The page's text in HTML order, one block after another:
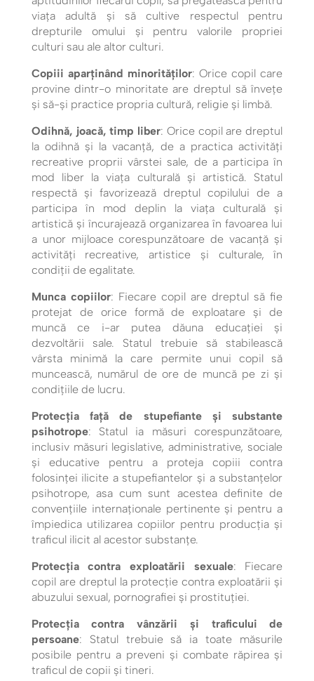
viața adultă și să cultive respectul pentru
drepturile omului și pentru valorile propriei
culturi sau ale altor culturi.
Copiii aparținând minorităților: Orice copil care
provine dintr-o minoritate are dreptul să învețe
și să-și practice propria cultură, religie și limbă.
Odihnă, joacă, timp liber: Orice copil are dreptul
la odihnă și la vacanță, de a practica activităţi
recreative proprii vârstei sale, de a participa în
mod liber la viaţa culturală şi artistică. Statul
respectă şi favorizează dreptul copilului de a
participa în mod deplin la viaţa culturală şi
artistică şi încurajează organizarea în favoarea lui
a unor mijloace corespunzătoare de vacanță şi
activităţi recreative, artistice şi culturale, în
condiţii de egalitate.
Munca copiilor: Fiecare copil are dreptul să fie
protejat de orice formă de exploatare și de
muncă ce i-ar putea dăuna educației și
dezvoltării sale. Statul trebuie să stabilească
vârsta minimă la care permite unui copil să
muncească, numărul de ore de muncă pe zi și
condițiile de lucru.
Protecția față de stupefiante și substante
psihotrope: Statul ia măsuri corespunzătoare,
inclusiv măsuri legislative, administrative, sociale
şi educative pentru a proteja copiii contra
folosinţei ilicite a stupefiantelor şi a substanţelor
psihotrope, asa cum sunt acestea definite de
convenţiile internaţionale pertinente şi pentru a
împiedica utilizarea copiilor pentru producţia şi
traficul ilicit al acestor substanţe.
Protecția contra exploatării sexuale: Fiecare
copil are dreptul la protecție contra exploatării și
abuzului sexual, pornografiei și prostituției.
Protecția contra vânzării și traficului de
persoane: Statul trebuie să ia toate măsurile
posibile pentru a preveni și combate răpirea și
traficul de copii și tineri.